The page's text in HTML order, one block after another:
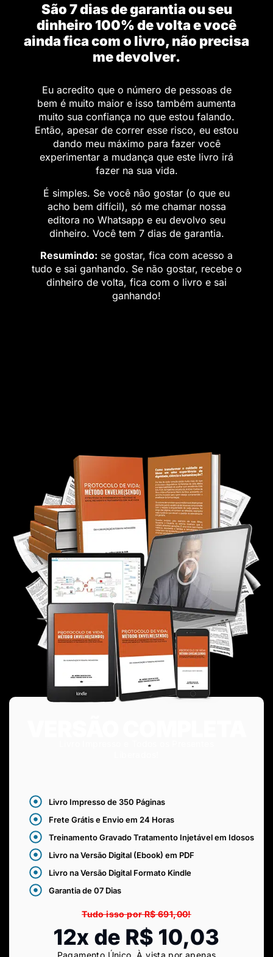
São 7 dias de garantia ou seu
dinheiro 100% de volta e você
ainda fica com o livro, não precisa
me devolver.
Eu acredito que o número de pessoas de
bem é muito maior e isso também aumenta
muito sua confiança no que estou falando.
Então, apesar de correr esse risco, eu estou
dando meu máximo para fazer você
experimentar a mudança que este livro irá
fazer na sua vida.
É simples. Se você não gostar (o que eu
acho bem difícil), só me chamar nossa
editora no Whatsapp e eu devolvo seu
dinheiro. Você tem 7 dias de garantia.
Resumindo: se gostar, fica com acesso a
tudo e sai ganhando. Se não gostar, recebe o
dinheiro de volta, fica com o livro e sai
ganhando!
Livro Impresso de 350 Páginas
Frete Grátis e Envio em 24 Horas
Treinamento Gravado Tratamento Injetável em Idosos
Livro na Versão Digital (Ebook) em PDF
Livro na Versão Digital Formato Kindle
Garantia de 07 Dias
Tudo isso por R$ 691,00!
12x de R$ 10,03
Pagamento Único. À vista por apenas